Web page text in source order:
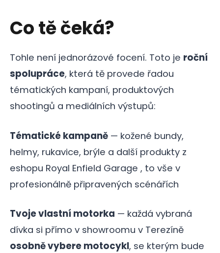
Co tě čeká?
Tohle není jednorázové focení. Toto je roční
spolupráce, která tě provede řadou
tématických kampaní, produktových
shootingů a mediálních výstupů:
Tématické kampaně — kožené bundy,
helmy, rukavice, brýle a další produkty z
eshopu Royal Enfield Garage , to vše v
profesionálně připravených scénářích
Tvoje vlastní motorka — každá vybraná
dívka si přímo v showroomu v Terezíně
osobně vybere motocykl, se kterým bude